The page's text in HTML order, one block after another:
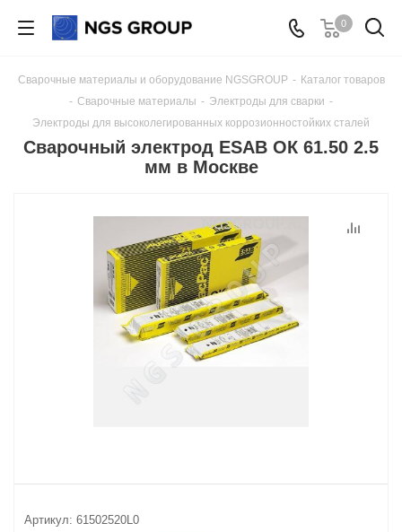
0
Сварочные материалы и оборудование NGSGROUP - Каталог товаров
- Сварочные материалы - Электроды для сварки -
Электроды для высоколегированных коррозионностойких сталей
Сварочный электрод ESAB ОК 61.50 2.5
мм в Москве
Артикул: 61502520L0